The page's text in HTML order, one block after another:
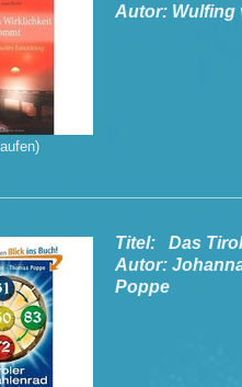
Autor: Wulfing
Titel: Das
Autor:
Poppe